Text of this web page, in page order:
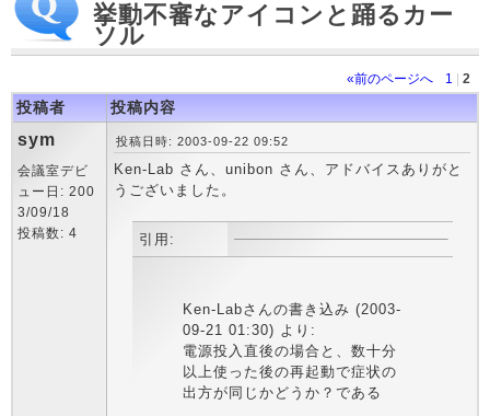
挙動不審なアイコンと踊るカー
ソル
«前のページへ 1 2
投稿者 投稿内容
sym
会議室デビ
ュー日: 200
3/09/18
投稿数: 4
投稿日時: 2003-09-22 09:52
Ken-Lab さん、unibon さん、アドバイスありがと
うございました。
引用:
Ken-Labさんの書き込み (2003-
09-21 01:30) より:
電源投入直後の場合と、数十分
以上使った後の再起動で症状の
出方が同じかどうか？である